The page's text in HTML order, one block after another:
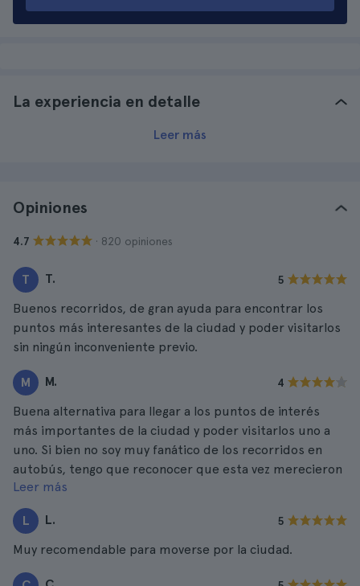
La experiencia en detalle
Leer más
Opiniones
4.7 · 820 opiniones
T T. 5
Buenos recorridos, de gran ayuda para encontrar los
puntos más interesantes de la ciudad y poder visitarlos
sin ningún inconveniente previo.
M M. 4
Buena alternativa para llegar a los puntos de interés
más importantes de la ciudad y poder visitarlos uno a
uno. Si bien no soy muy fanático de los recorridos en
autobús, tengo que reconocer que esta vez merecieron
la pena.
Leer más
L L. 5
Muy recomendable para moverse por la ciudad.